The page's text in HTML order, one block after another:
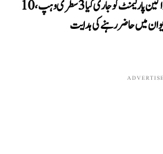
کانگریس نے پارٹی اراکین پارلیمنٹ کو جاری کیا 3 سطری وہپ، 10